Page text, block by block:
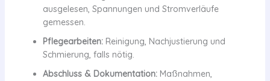
ausgelesen, Spannungen und Stromverläufe
gemessen.
Pflegearbeiten:Reinigung, Nachjustierung und
Schmierung, falls nötig.
Abschluss & Dokumentation:Maßnahmen,